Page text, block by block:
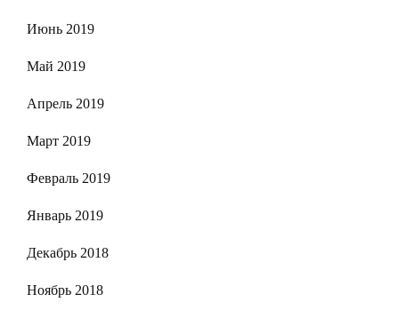
Июнь 2019
Май 2019
Апрель 2019
Март 2019
Февраль 2019
Январь 2019
Декабрь 2018
Ноябрь 2018